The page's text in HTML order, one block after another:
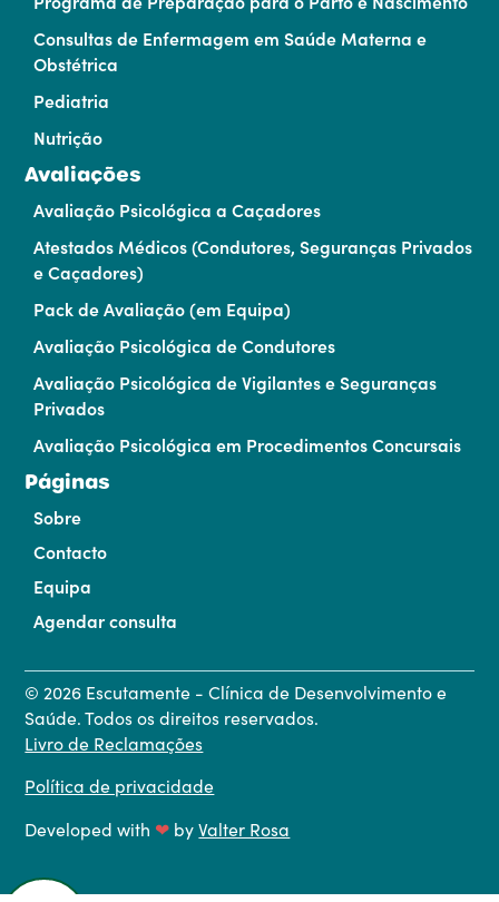
Consultas de Enfermagem em Saúde Materna e
Obstétrica
Pediatria
Nutrição
Avaliações
Avaliação Psicológica a Caçadores
Atestados Médicos (Condutores, Seguranças Privados
e Caçadores)
Pack de Avaliação (em Equipa)
Avaliação Psicológica de Condutores
Avaliação Psicológica de Vigilantes e Seguranças
Privados
Avaliação Psicológica em Procedimentos Concursais
Páginas
Sobre
Contacto
Equipa
Agendar consulta
© 2026 Escutamente - Clínica de Desenvolvimento e
Saúde. Todos os direitos reservados.
Livro de Reclamações
Política de privacidade
Developed with ❤ byValter Rosa